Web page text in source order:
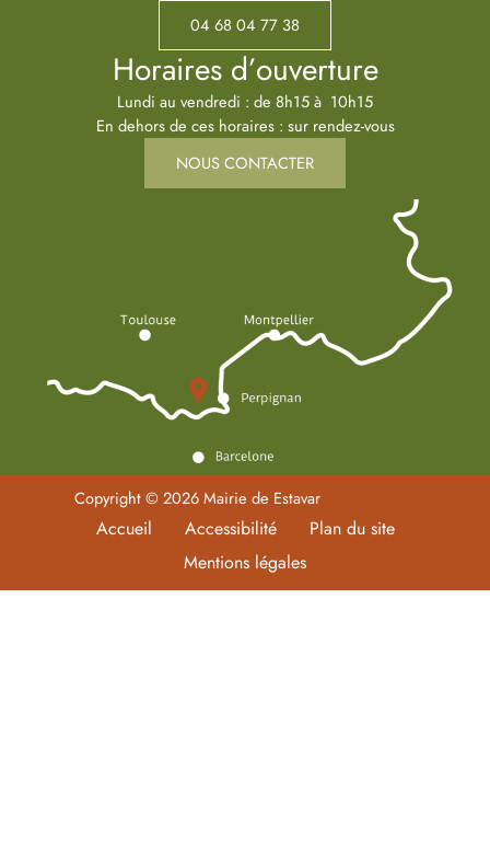
04 68 04 77 38
Horaires d’ouverture
Lundi au vendredi : de 8h15 à 10h15
En dehors de ces horaires : sur rendez-vous
NOUS CONTACTER
Copyright © 2026 Mairie de Estavar
Accueil Accessibilité
Plan du site
Mentions légales